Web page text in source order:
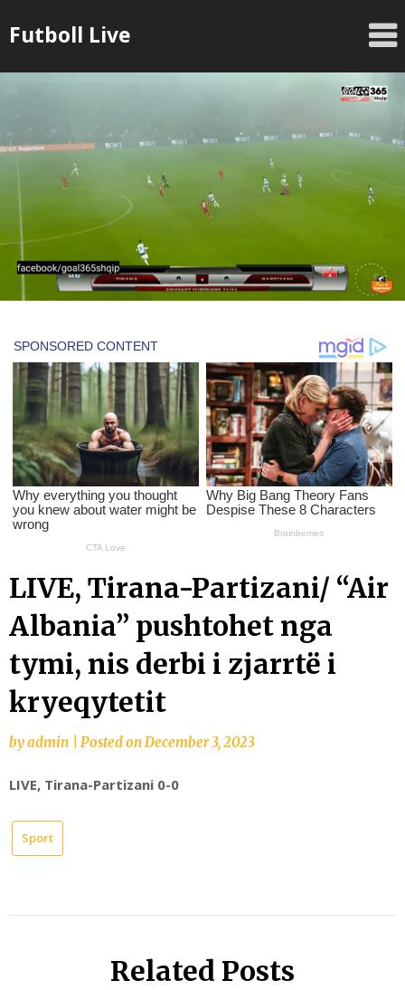
toFutboll Live
LIVE, Tirana-Partizani/ “Air
Albania” pushtohet nga
tymi, nis derbi i zjarrtë i
kryeqytetit
byadmin Posted onDecember 3, 2023
LIVE, Tirana-Partizani 0-0
Sport
Related Posts